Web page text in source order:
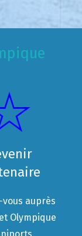
vous auprès
Olympique